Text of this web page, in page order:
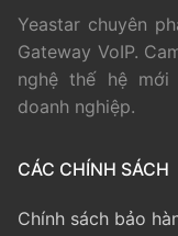
Yeastar chuyên
Gateway VoIP.
nghệ thế hệ
doanh nghiệp.
CÁC CHÍNH SÁCH
Chính sách bảo